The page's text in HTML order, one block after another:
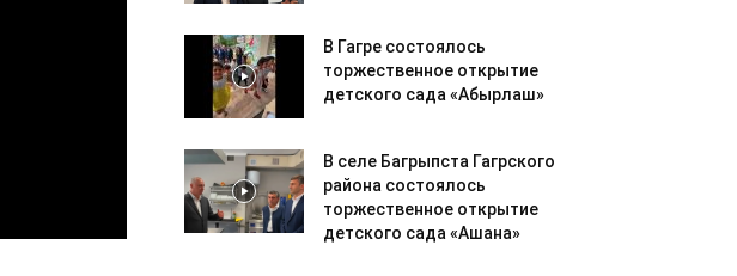
В Гагре состоялось
торжественное открытие
детского сада «Абырлаш»
В селе Багрыпста Гагрского
района состоялось
торжественное открытие
детского сада «Ашана»